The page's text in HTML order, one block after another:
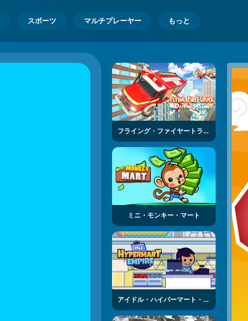
スポーツ マルチプレーヤー もっと
フライング・ファイヤートラック・ドライビング・シム
ミニ・モンキー・マート
アイドル・ハイパーマート・エンパイア